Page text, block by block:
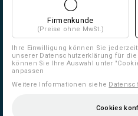
Firmenkunde
(Preise ohne MwSt.)
Ihre Einwilligung können Sie
unserer Datenschutzerklärung für
können Sie Ihre Auswahl unter
anpassen
Weitere Informationen siehe
Cookies